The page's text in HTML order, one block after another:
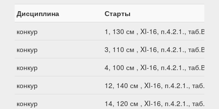
Дисциплина
Старты
конкур
1, 130 см , XI-16, п.4.2.1., таб.В1
конкур
3, 110 см , XI-16, п.4.2.1., таб.В1
конкур
4, 100 см , XI-16, п.4.2.1., таб.В1
конкур
12, 140 см , XI-16, п.4.2.1., таб.В1
конкур
14, 120 см , XI-16, п.4.2.1., таб.В1